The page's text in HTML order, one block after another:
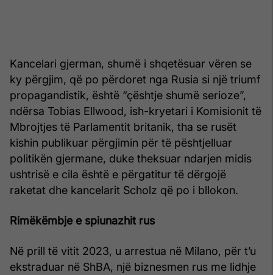
Kancelari gjerman, shumë i shqetësuar vëren se
ky përgjim, që po përdoret nga Rusia si një triumf
propagandistik, është “çështje shumë serioze”,
ndërsa Tobias Ellwood, ish-kryetari i Komisionit të
Mbrojtjes të Parlamentit britanik, tha se rusët
kishin publikuar përgjimin për të pështjelluar
politikën gjermane, duke theksuar ndarjen midis
ushtrisë e cila është e përgatitur të dërgojë
raketat dhe kancelarit Scholz që po i bllokon.
Rimëkëmbje e spiunazhit rus
Në prill të vitit 2023, u arrestua në Milano, për t’u
ekstraduar në ShBA, një biznesmen rus me lidhje